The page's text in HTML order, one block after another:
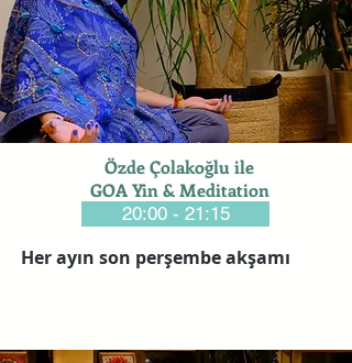
Özde Çolakoğlu ile
GOA Yin & Meditation
20:00 - 21:15
Her ayın son perşembe akşamı